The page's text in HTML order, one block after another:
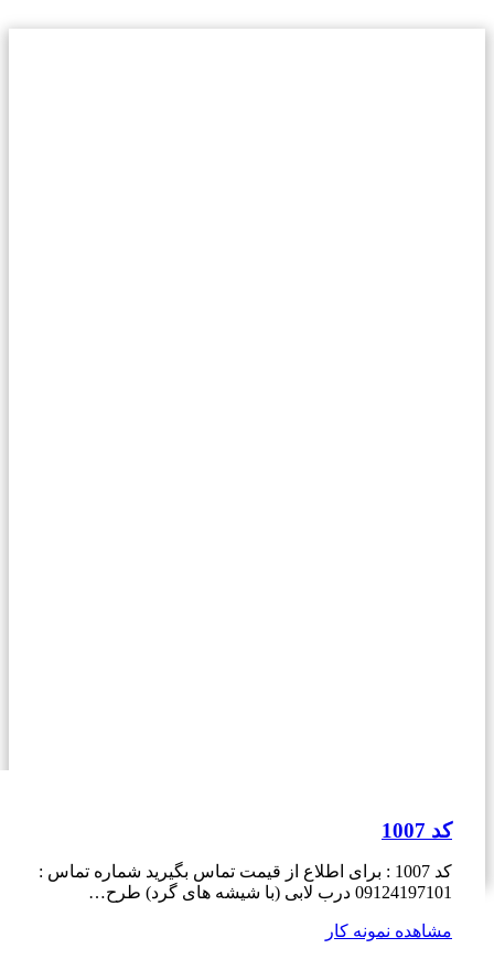
کد 1007
کد 1007 : برای اطلاع از قیمت تماس بگیرید شماره تماس :
09124197101 درب لابی (با شیشه های گرد) طرح…
مشاهده نمونه کار